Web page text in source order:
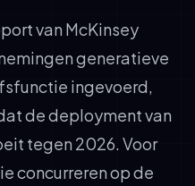
van McKinsey
generatieve
ingevoerd,
de deployment van
tegen 2026. Voor
concurreren op de